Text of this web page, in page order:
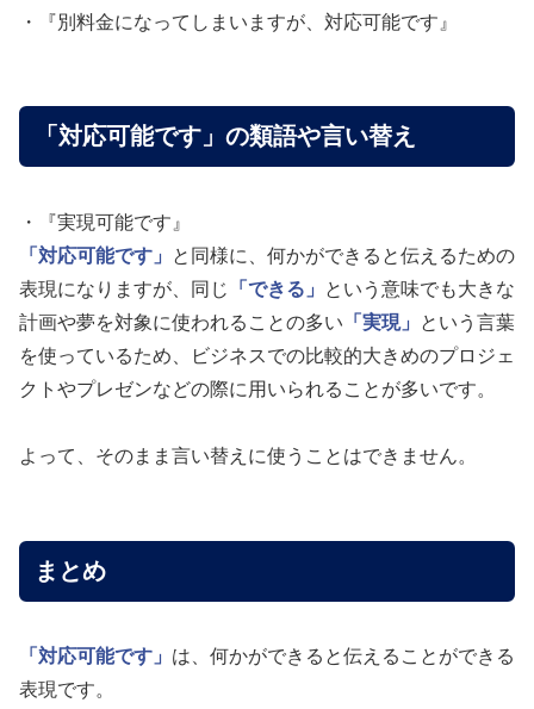
・『別料金になってしまいますが、対応可能です』
「対応可能です」の類語や言い替え
・『実現可能です』
「対応可能です」
と同様に、何かができると伝えるための
表現になりますが、同じ
「できる」
という意味でも大きな
計画や夢を対象に使われることの多い 「実現」
という言葉
を使っているため、ビジネスでの比較的大きめのプロジェ
クトやプレゼンなどの際に用いられることが多いです。
よって、そのまま言い替えに使うことはできません。
まとめ
「対応可能です」 は、何かができると伝えることができる
表現です。